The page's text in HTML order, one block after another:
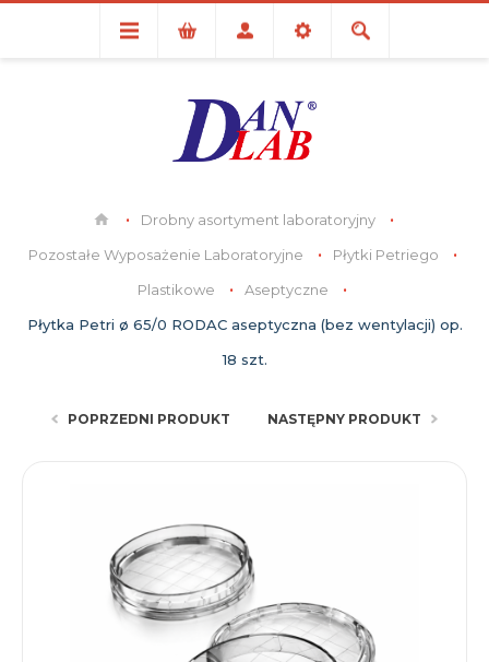
Drobny asortyment laboratoryjny
Pozostałe Wyposażenie Laboratoryjne
Płytki Petriego
Plastikowe
Aseptyczne
Płytka Petri ø 65/0 RODAC aseptyczna (bez wentylacji) op.
18 szt.
POPRZEDNI PRODUKT NASTĘPNY PRODUKT